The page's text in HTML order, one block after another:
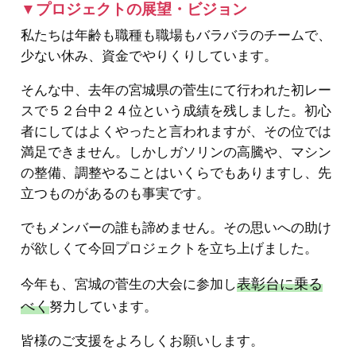
▼プロジェクトの展望・ビジョン
私たちは年齢も職種も職場もバラバラのチームで、
少ない休み、資金でやりくりしています。
そんな中、去年の宮城県の菅生にて行われた初レー
スで５２台中２４位という成績を残しました。初心
者にしてはよくやったと言われますが、その位では
満足できません。しかしガソリンの高騰や、マシン
の整備、調整やることはいくらでもありますし、先
立つものがあるのも事実です。
でもメンバーの誰も諦めません。その思いへの助け
が欲しくて今回プロジェクトを立ち上げました。
今年も、宮城の菅生の大会に参加し表彰台に乗る
べく努力しています。
皆様のご支援をよろしくお願いします。